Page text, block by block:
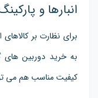
انبارها و
برای نظارت بر
به خرید دوربین های
کیفیت مناسب هم می